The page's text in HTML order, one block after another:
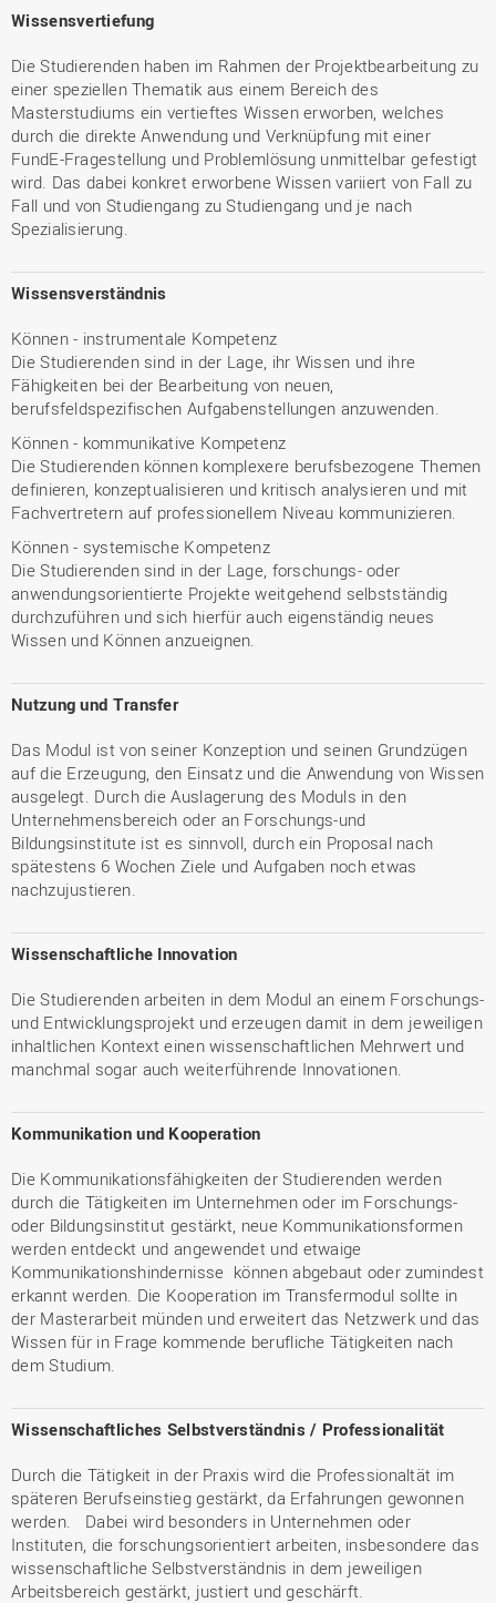
Wissensvertiefung
Die Studierenden haben im Rahmen der Projektbearbeitung zu
einer speziellen Thematik aus einem Bereich des
Masterstudiums ein vertieftes Wissen erworben, welches
durch die direkte Anwendung und Verknüpfung mit einer
FundE-Fragestellung und Problemlösung unmittelbar gefestigt
wird. Das dabei konkret erworbene Wissen variiert von Fall zu
Fall und von Studiengang zu Studiengang und je nach
Spezialisierung.
Wissensverständnis
Können - instrumentale Kompetenz
Die Studierenden sind in der Lage, ihr Wissen und ihre
Fähigkeiten bei der Bearbeitung von neuen,
berufsfeldspezifischen Aufgabenstellungen anzuwenden.
Können - kommunikative Kompetenz
Die Studierenden können komplexere berufsbezogene Themen
definieren, konzeptualisieren und kritisch analysieren und mit
Fachvertretern auf professionellem Niveau kommunizieren.
Können - systemische Kompetenz
Die Studierenden sind in der Lage, forschungs- oder
anwendungsorientierte Projekte weitgehend selbstständig
durchzuführen und sich hierfür auch eigenständig neues
Wissen und Können anzueignen.
Nutzung und Transfer
Das Modul ist von seiner Konzeption und seinen Grundzügen
auf die Erzeugung, den Einsatz und die Anwendung von Wissen
ausgelegt. Durch die Auslagerung des Moduls in den
Unternehmensbereich oder an Forschungs-und
Bildungsinstitute ist es sinnvoll, durch ein Proposal nach
spätestens 6 Wochen Ziele und Aufgaben noch etwas
nachzujustieren.
Wissenschaftliche Innovation
Die Studierenden arbeiten in dem Modul an einem Forschungs-
und Entwicklungsprojekt und erzeugen damit in dem jeweiligen
inhaltlichen Kontext einen wissenschaftlichen Mehrwert und
manchmal sogar auch weiterführende Innovationen.
Kommunikation und Kooperation
Die Kommunikationsfähigkeiten der Studierenden werden
durch die Tätigkeiten im Unternehmen oder im Forschungs-
oder Bildungsinstitut gestärkt, neue Kommunikationsformen
werden entdeckt und angewendet und etwaige
Kommunikationshindernisse können abgebaut oder zumindest
erkannt werden. Die Kooperation im Transfermodul sollte in
der Masterarbeit münden und erweitert das Netzwerk und das
Wissen für in Frage kommende berufliche Tätigkeiten nach
dem Studium.
Wissenschaftliches Selbstverständnis / Professionalität
Durch die Tätigkeit in der Praxis wird die Professionaltät im
späteren Berufseinstieg gestärkt, da Erfahrungen gewonnen
werden. Dabei wird besonders in Unternehmen oder
Instituten, die forschungsorientiert arbeiten, insbesondere das
wissenschaftliche Selbstverständnis in dem jeweiligen
Arbeitsbereich gestärkt, justiert und geschärft.